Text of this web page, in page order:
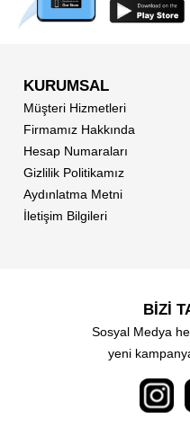
KURUMSAL
Müşteri Hizmetleri
Firmamız Hakkında
Hesap Numaraları
Gizlilik Politikamız
Aydınlatma Metni
İletişim Bilgileri
BİZİ
Sosyal Medya
yeni